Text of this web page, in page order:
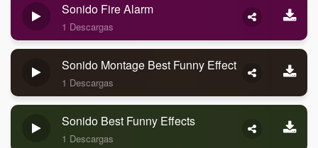
Sonido Fire Alarm
1 Descargas
Sonido Montage Best Funny Effect
1 Descargas
Sonido Best Funny Effects
1 Descargas